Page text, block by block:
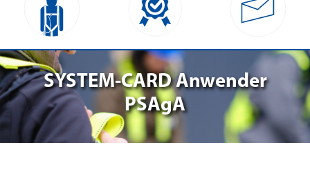
SYSTEM-CARD Anwender
PSAgA